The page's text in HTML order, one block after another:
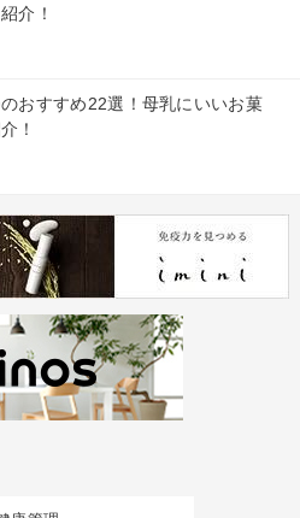
介！
おすすめ22選！母乳にいいお菓
！